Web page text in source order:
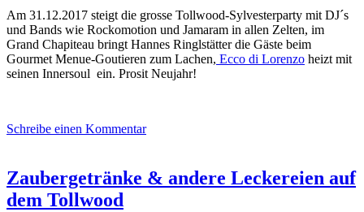
Am 31.12.2017 steigt die grosse Tollwood-Sylvesterparty mit DJ´s
und Bands wie Rockomotion und Jamaram in allen Zelten, im
Grand Chapiteau bringt Hannes Ringlstätter die Gäste beim
Gourmet Menue-Goutieren zum Lachen, Ecco di Lorenzo heizt mit
seinen Innersoul ein. Prosit Neujahr!
Schreibe einen Kommentar
Zaubergetränke & andere Leckereien auf
dem Tollwood